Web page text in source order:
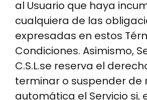
al Usuario que haya
cualquiera de las
expresadas en estos
Condiciones. Asimismo,
C.S.L.se reserva el
terminar o suspender de
automática el Servicio si,